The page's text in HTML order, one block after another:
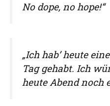
No dope, no hope!“
„Ich hab’ heute
Tag gehabt. Ich
heute Abend